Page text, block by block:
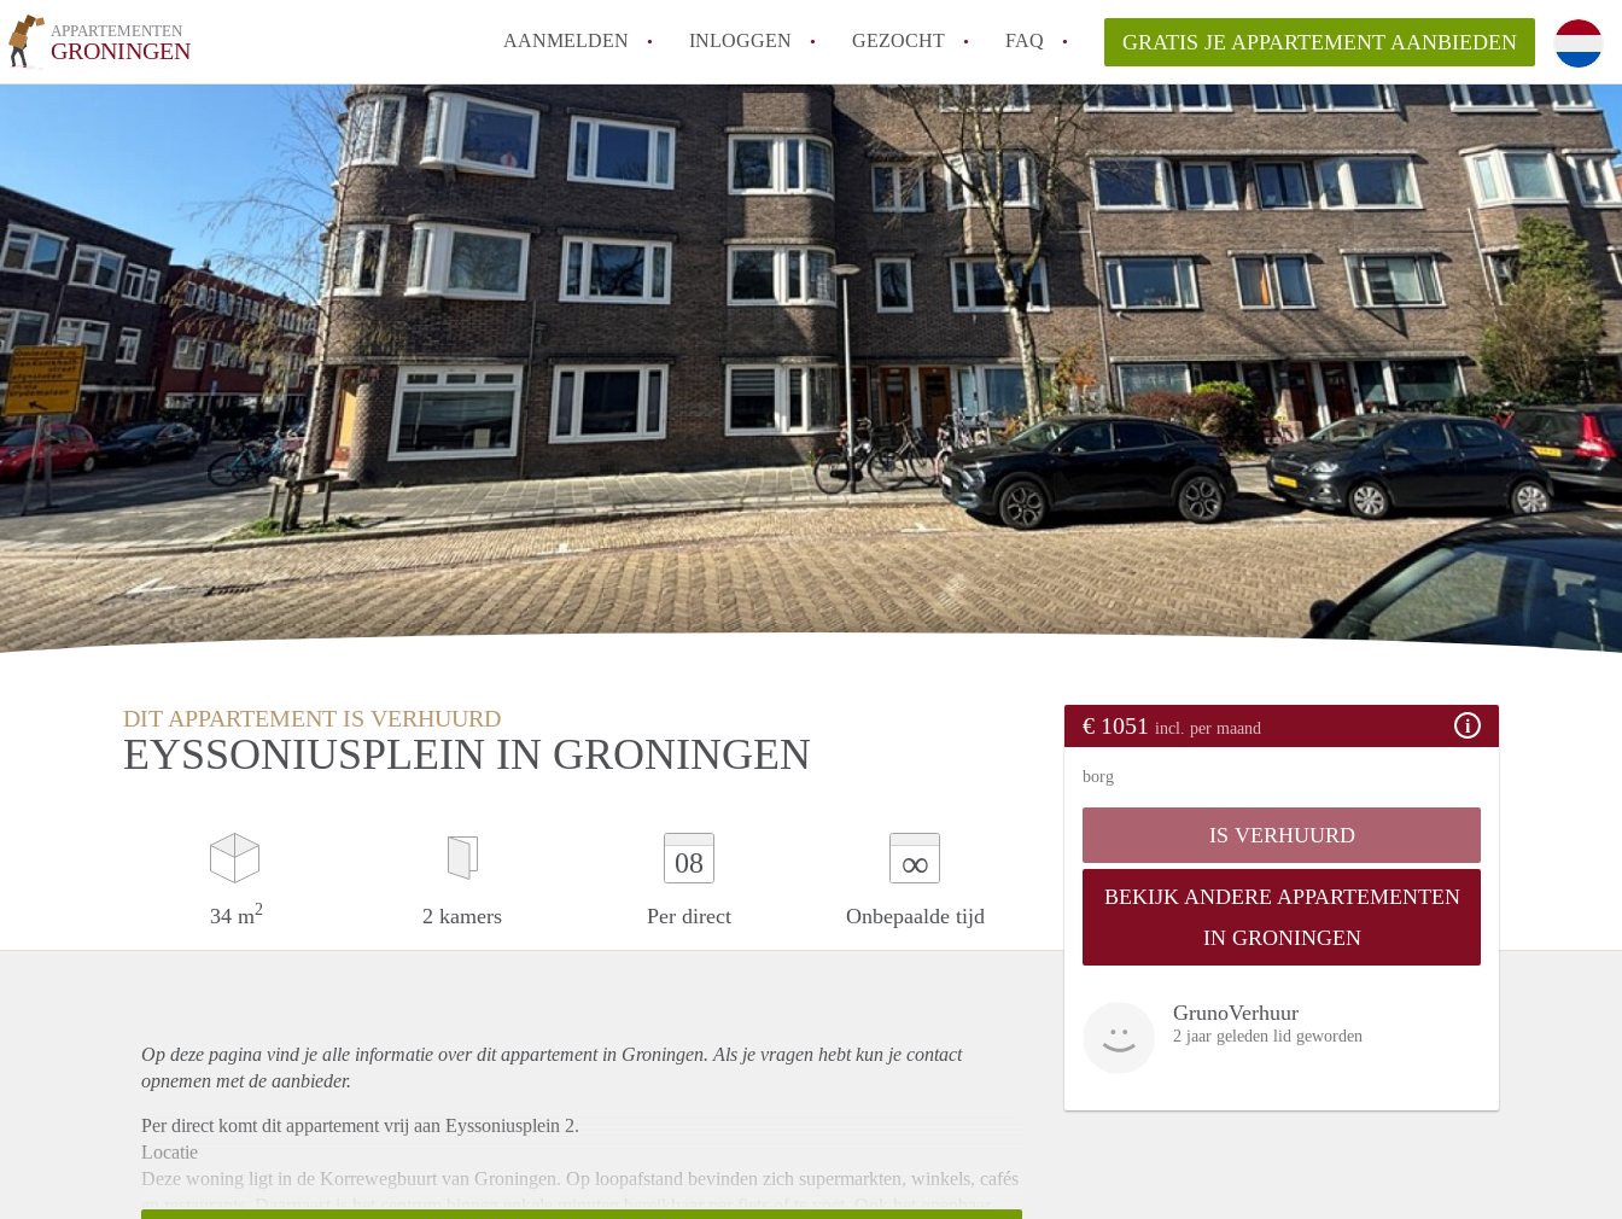
APPARTEMENTEN
GRONINGEN AANMELDEN INLOGGEN GEZOCHT FAQ
Hoe werkt Appartement Groningen
Hoeveel kost het om te reageren op een Appartement in Groningen?
How to translate AppartementGroningen?
Wat is AppartementenGroningen?
Wat is de privacyverklaring van AppartementenGroningen?
Alle veelgestelde vragen
GRATIS JE APPARTEMENT AANBIEDEN
DIT APPARTEMENT IS VERHUURD
EYSSONIUSPLEIN IN GRONINGEN
34 m2 2 kamers
08
Per direct
∞
Onbepaalde tijd
€ 1051 incl. per maand
borg
IS VERHUURD
BEKIJK ANDERE APPARTEMENTEN
IN GRONINGEN
GrunoVerhuur
2 jaar geleden lid geworden
Op deze pagina vind je alle informatie over ditappartementin Groningen. Als je vragen hebt kun je contact
opnemen met de aanbieder.
Per direct komt dit appartement vrij aan Eyssoniusplein 2.
Locatie
Deze woning ligt in de Korrewegbuurt van Groningen. Op loopafstand bevinden zich supermarkten, winkels, cafés
en restaurants. Daarnaast is het centrum binnen enkele minuten bereikbaar per fiets of te voet. Ook het openbaar